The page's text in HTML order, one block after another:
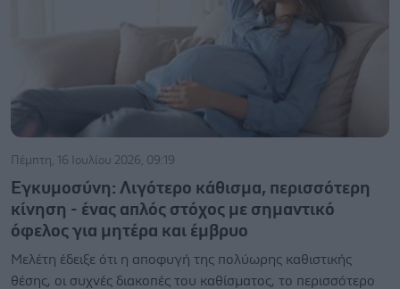
Πέμπτη, 16 Ιουλίου 2026, 09:19
Εγκυμοσύνη: Λιγότερο κάθισμα, περισσότερη
κίνηση - ένας απλός στόχος με σημαντικό
όφελος για μητέρα και έμβρυο
Μελέτη έδειξε ότι η αποφυγή της πολύωρης καθιστικής
θέσης, οι συχνές διακοπές του καθίσματος, το περισσότερο